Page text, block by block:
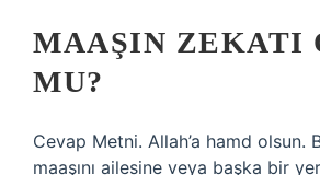
MAAŞIN ZEKATI
MU?
Cevap Metni. Allah’a hamd olsun.
maaşını ailesine veya başka bir